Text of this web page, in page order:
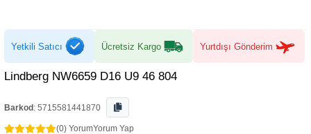
Yetkili Satıcı Ücretsiz Kargo Yurtdışı Gönderim
Lindberg NW6659 D16 U9 46 804
Barkod : 5715581441870
(0) YorumYorum Yap